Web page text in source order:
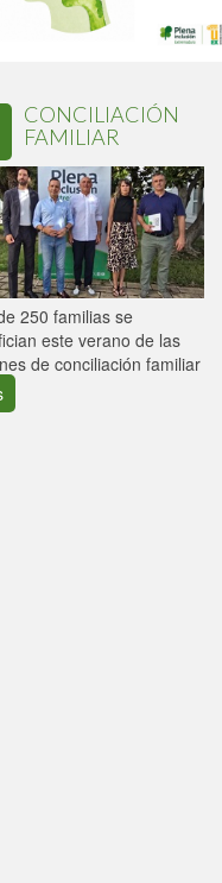
CONCILIACIÓN
FAMILIAR
250 familias se
este verano de las
de conciliación familiar